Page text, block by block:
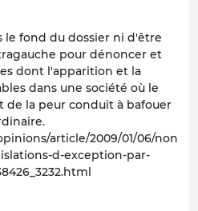
le fond du dossier ni d'être
pour dénoncer et
dont l'apparition et la
dans une société où le
de la peur conduit à bafouer
article/2009/01/06/non-
d-exception-par-